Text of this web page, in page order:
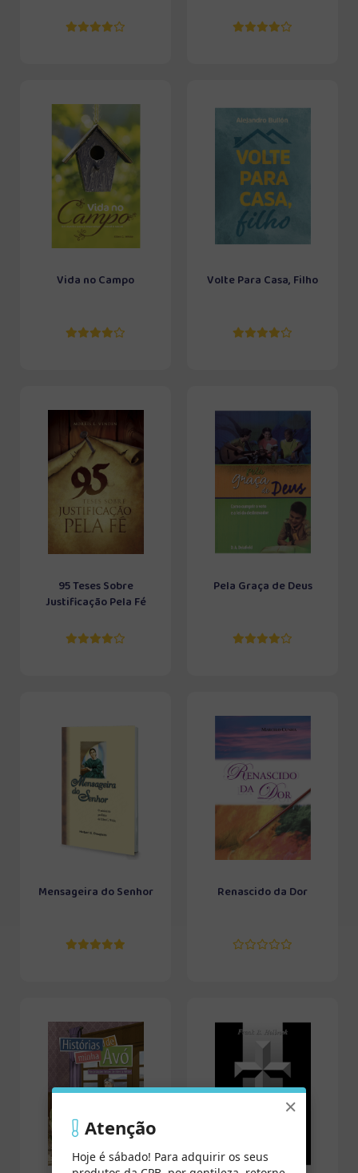
Vida no Campo Volte Para Casa, Filho
95 Teses Sobre
Justificação Pela Fé
Pela Graça de Deus
Mensageira do Senhor Renascido da Dor
×
Atenção
Hoje é sábado! Para adquirir os seus